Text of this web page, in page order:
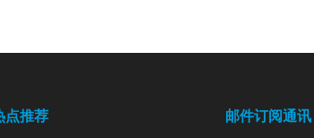
点推荐 邮件订阅通讯